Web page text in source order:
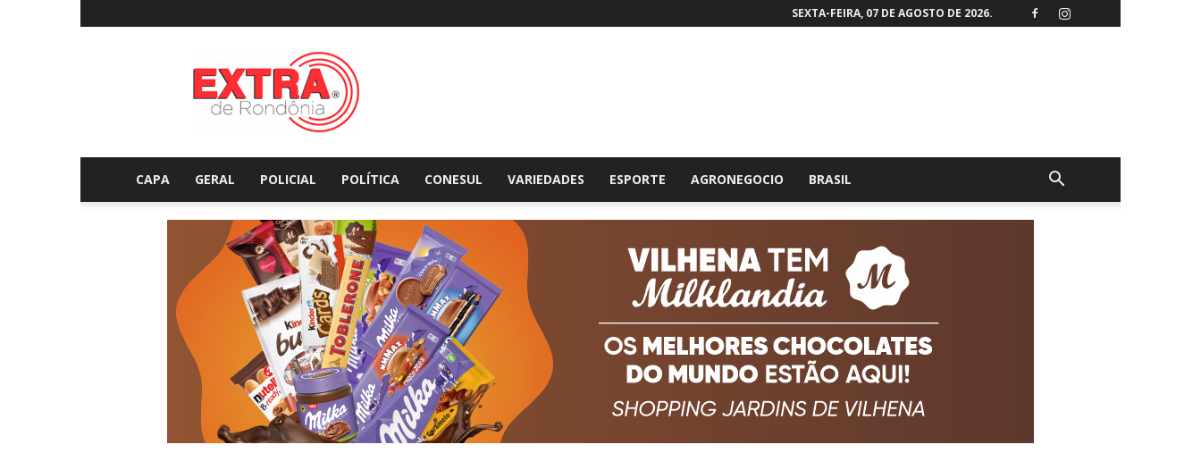
SEXTA-FEIRA, 07 DE AGOSTO DE 2026.
Extraderondonia.com.br
CAPA GERAL POLICIAL POLÍTICA CONESUL VARIEDADES ESPORTE AGRONEGOCIO BRASIL